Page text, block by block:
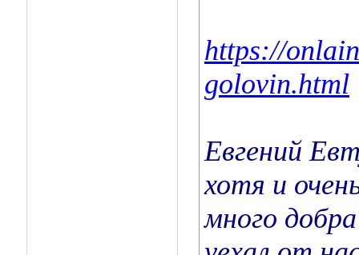
https://
golovin.html
Евгений
хотя и
много